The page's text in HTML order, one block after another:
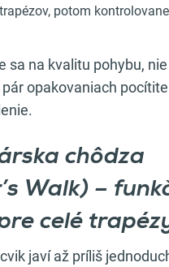
potom
sa na kvalitu pohybu,
opakovaniach pocítite
chôdza
Walk) –
celé
javí až príliš